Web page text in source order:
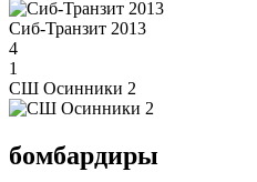
Сиб-Транзит 2013
4
1
СШ Осинники 2
бомбардиры